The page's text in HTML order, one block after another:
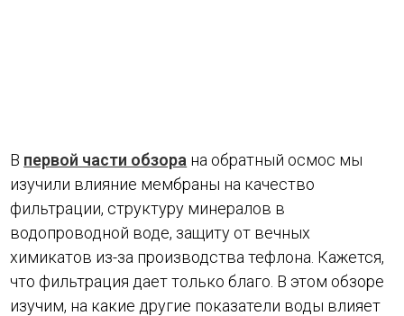
В первой части обзора на обратный осмос мы
изучили влияние мембраны на качество
фильтрации, структуру минералов в
водопроводной воде, защиту от вечных
химикатов из-за производства тефлона. Кажется,
что фильтрация дает только благо. В этом обзоре
изучим, на какие другие показатели воды влияет